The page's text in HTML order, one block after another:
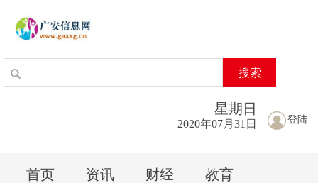
搜索
登陆
星期 日
2020年07月31日
首页 资讯 财经 教育